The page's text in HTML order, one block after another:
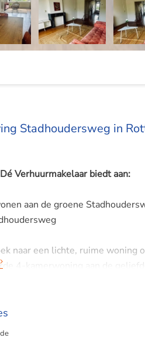
Stadhoudersweg in
Verhuurmakelaar biedt aan:
aan de groene
naar een lichte, ruime woning
4-kamerwoning aan de
gelegen in Blijdorp, op